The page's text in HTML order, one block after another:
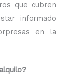
que cubren
informado
en la